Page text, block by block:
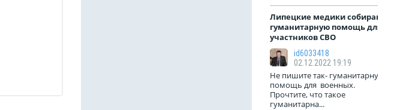
Липецкие медики собирают
гуманитарную помощь для
участников СВО
id6033418
02.12.2022 19:19
Не пишите так- гуманитарную
помощь для военных.
Прочтите, что такое
гуманитарна...